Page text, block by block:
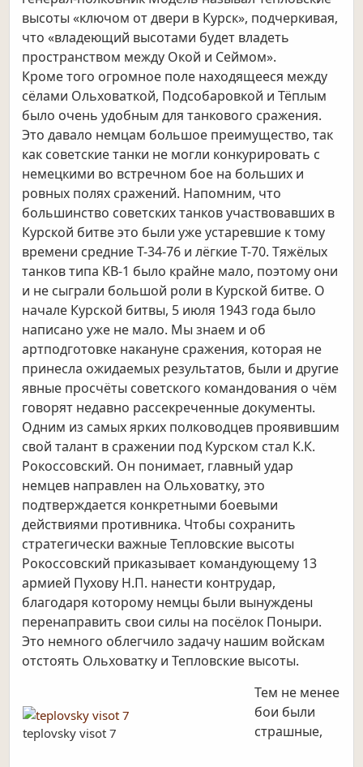
высоты«ключом от двери в Курск», подчеркивая,
что «владеющий высотами будет владеть
пространством между Окой и Сеймом».
Кроме того огромное поле находящееся между
сёлами Ольховаткой, Подсобаровкой и Тёплым
было очень удобным для танкового сражения.
Это давало немцам большое преимущество, так
как советские танки не могли конкурировать с
немецкими во встречном бое на больших и
ровных полях сражений. Напомним, что
большинство советских танков участвовавших в
Курской битве это были уже устаревшие к тому
времени средние Т-34-76 и лёгкие Т-70. Тяжёлых
танков типа КВ-1 было крайне мало, поэтому они
и не сыграли большой роли в Курской битве. О
начале Курской битвы, 5 июля 1943 года было
написано уже не мало. Мы знаем и об
артподготовке накануне сражения, которая не
принесла ожидаемых результатов, были и другие
явные просчёты советского командования о чём
говорят недавно рассекреченные документы.
Одним из самых ярких полководцев проявившим
свой талант в сражении под Курском стал К.К.
Рокоссовский. Он понимает, главный удар
немцев направлен на Ольховатку, это
подтверждается конкретными боевыми
действиями противника. Чтобы сохранить
стратегически важные Тепловские высоты
Рокоссовский приказывает командующему 13
армией Пухову Н.П. нанести контрудар,
благодаря которому немцы были вынуждены
перенаправить свои силы на посёлок Поныри.
Это немного облегчило задачу нашим войскам
отстоять Ольховатку и Тепловские высоты.
teplovsky visot 7
Тем не менее
бои были
страшные,